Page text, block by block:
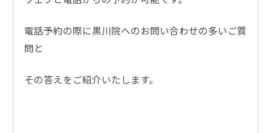
電話予約の際に黒川院へのお問い合わせの多いご質
問と
その答えをご紹介いたします。